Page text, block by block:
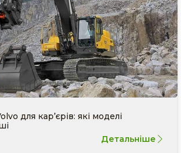
для кар’єрів: які моделі
Детальніше